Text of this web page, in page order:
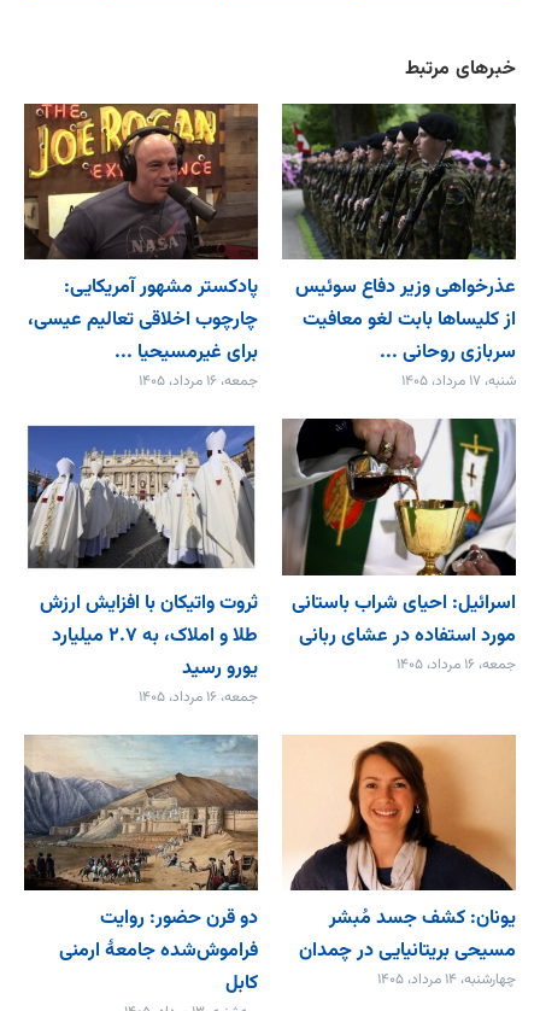
خبرهای مرتبط
عذرخواهی وزیر دفاع سوئیس
از کلیساها بابت لغو معافیت
سربازی روحانی ...
شنبه، ۱۷ مرداد، ۱۴۰۵
پادکستر مشهور آمریکایی:
چارچوب اخلاقی تعالیم عیسی،
برای غیرمسیحیا ...
جمعه، ۱۶ مرداد، ۱۴۰۵
اسرائیل: احیای شراب باستانی
مورد استفاده در عشای ربانی
جمعه، ۱۶ مرداد، ۱۴۰۵
ثروت واتیکان با افزایش ارزش
طلا و املاک، به ۲.۷ میلیارد
یورو رسید
جمعه، ۱۶ مرداد، ۱۴۰۵
یونان: کشف جسد مُبشر
مسیحی بریتانیایی در چمدان
چهارشنبه، ۱۴ مرداد، ۱۴۰۵
دو قرن حضور: روایت
فراموش‌شده جامعۀ ارمنی
کابل